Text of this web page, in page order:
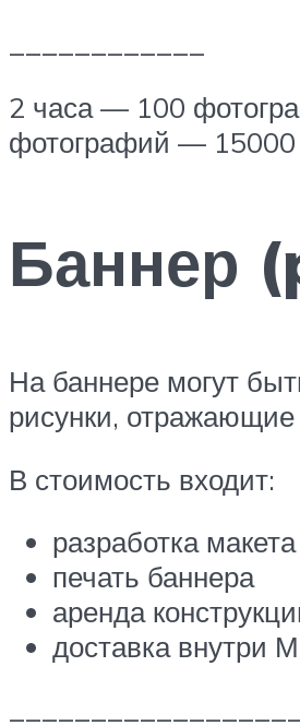
____________
2 часа — 100
фотографий —
Баннер
На баннере могут
рисунки,
В стоимость входит:
разработка
печать баннера
аренда
доставка внутри